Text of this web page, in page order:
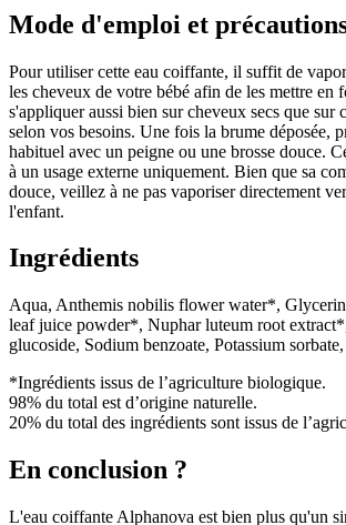
Mode d'emploi et
Pour utiliser cette eau coiffante, il suffit de
les cheveux de votre bébé afin de les mettre en
s'appliquer aussi bien sur cheveux secs que sur
selon vos besoins. Une fois la brume déposée,
habituel avec un peigne ou une brosse douce.
à un usage externe uniquement. Bien que sa
douce, veillez à ne pas vaporiser directement
l'enfant.
Ingrédients
Aqua, Anthemis nobilis flower water*,
leaf juice powder*, Nuphar luteum root
glucoside, Sodium benzoate, Potassium
*Ingrédients issus de l’agriculture biologique.
98% du total est d’origine naturelle.
20% du total des ingrédients sont issus de
En conclusion ?
L'eau coiffante Alphanova est bien plus qu'un